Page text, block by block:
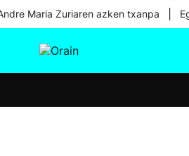
Maria Zuriaren azken txanpa